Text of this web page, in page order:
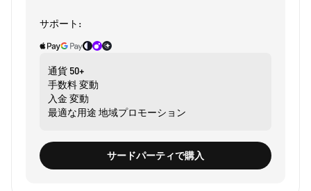
サポート:
通貨 50+
手数料変動
入金 変動
最適な用途 地域プロモーション
サードパーティで購入